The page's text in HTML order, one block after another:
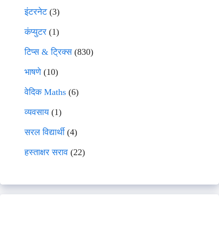
इंटरनेट(3)
कंप्युटर (1)
टिप्स & ट्रिक्स(830)
भाषणे(10)
वेदिक Maths (6)
व्यवसाय(1)
सरल विद्यार्थी(4)
हस्ताक्षर सराव (22)